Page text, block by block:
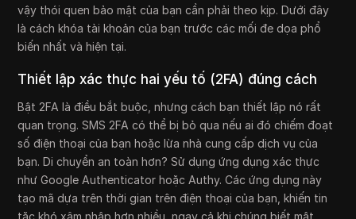
vậy thói quen bảo mật của bạn cần phải theo kịp. Dưới đây
là cách khóa tài khoản của bạn trước các mối đe dọa phổ
biến nhất và hiện tại.
Thiết lập xác thực hai yếu tố (2FA) đúng cách
Bật 2FA là điều bắt buộc, nhưng cách bạn thiết lập nó rất
quan trọng. SMS 2FA có thể bị bỏ qua nếu ai đó chiếm đoạt
số điện thoại của bạn hoặc lừa nhà cung cấp dịch vụ của
bạn. Di chuyển an toàn hơn? Sử dụng ứng dụng xác thực
như Google Authenticator hoặc Authy. Các ứng dụng này
tạo mã dựa trên thời gian trên điện thoại của bạn, khiến tin